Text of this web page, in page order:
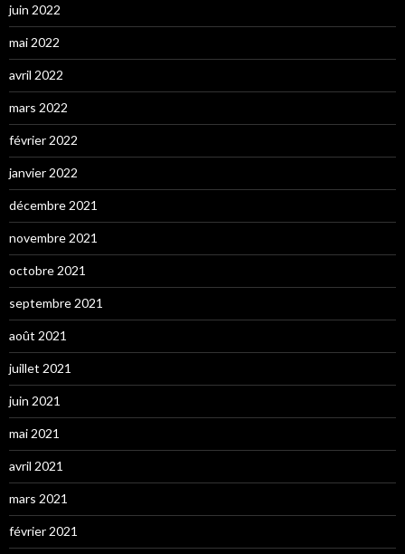
juin 2022
mai 2022
avril 2022
mars 2022
février 2022
janvier 2022
décembre 2021
novembre 2021
octobre 2021
septembre 2021
août 2021
juillet 2021
juin 2021
mai 2021
avril 2021
mars 2021
février 2021